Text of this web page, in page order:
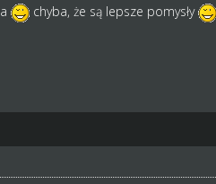
chyba, że są lepsze pomysły